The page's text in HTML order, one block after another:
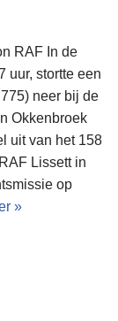
RAF In de
uur, stortte een
neer bij de
Okkenbroek
uit van het 158
Lissett in
op
»